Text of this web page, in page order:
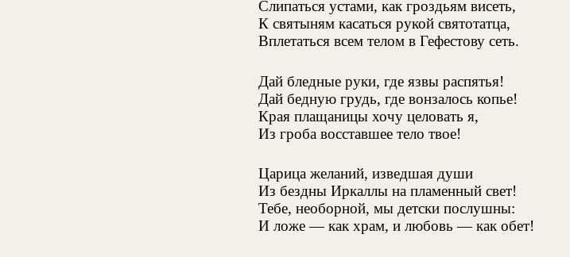
Слипаться устами, как гроздьям висеть,
К святыням касаться рукой святотатца,
Вплетаться всем телом в Гефестову сеть.
Дай бледные руки, где язвы распятья!
Дай бедную грудь, где вонзалось копье!
Края плащаницы хочу целовать я,
Из гроба восставшее тело твое!
Царица желаний, изведшая души
Из бездны Иркаллы на пламенный свет!
Тебе, необорной, мы детски послушны:
И ложе — как храм, и любовь — как обет!